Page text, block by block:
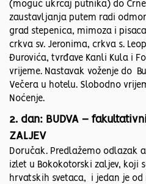
(moguć ukrcaj putnika) do
zaustavljanja putem radi
grad stepenica, mimoza i
crkva sv. Jeronima, crkva s.
Đurovića, tvrđave Kanli Kula i
vrijeme. Nastavak voženje do
Večera u hotelu. Slobodno
Noćenje.
2. dan: BUDVA – fakultativni
ZALJEV
Doručak. Predlažemo odlazak
izlet u Bokokotorski zaljev, koji
hrvatskih svetaca, i jedan je od